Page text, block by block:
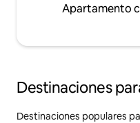
Apartamento
Destinaciones
Destinaciones populares